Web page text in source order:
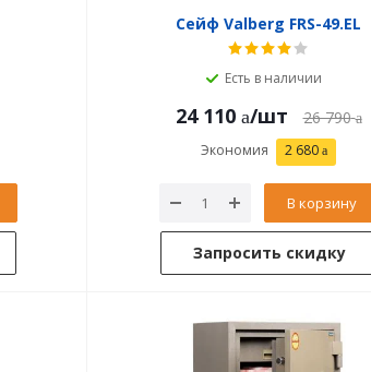
Сейф Valberg FRS-49.EL
Есть в наличии
24 110 /шт 26 790
Экономия 2 680
В корзину
Запросить скидку